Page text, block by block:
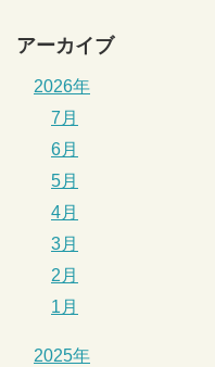
アーカイブ
2026年
7月
6月
5月
4月
3月
2月
1月
2025年